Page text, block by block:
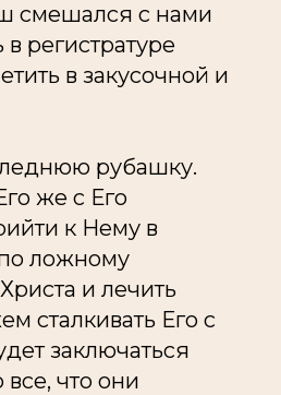
смешался с нами
регистратуре
в закусочной и
рубашку.
же с Его
к Нему в
ложному
и лечить
сталкивать Его с
заключаться
что они